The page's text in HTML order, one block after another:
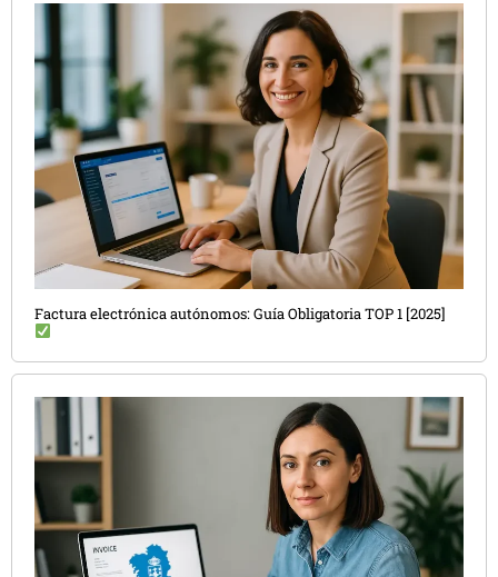
Factura electrónica autónomos: Guía Obligatoria TOP 1 [2025]